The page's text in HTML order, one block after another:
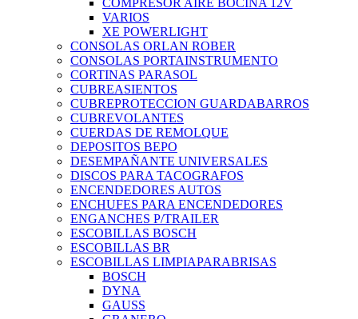
COMPRESOR AIRE BOCINA 12V
VARIOS
XE POWERLIGHT
CONSOLAS ORLAN ROBER
CONSOLAS PORTAINSTRUMENTO
CORTINAS PARASOL
CUBREASIENTOS
CUBREPROTECCION GUARDABARROS
CUBREVOLANTES
CUERDAS DE REMOLQUE
DEPOSITOS BEPO
DESEMPAÑANTE UNIVERSALES
DISCOS PARA TACOGRAFOS
ENCENDEDORES AUTOS
ENCHUFES PARA ENCENDEDORES
ENGANCHES P/TRAILER
ESCOBILLAS BOSCH
ESCOBILLAS BR
ESCOBILLAS LIMPIAPARABRISAS
BOSCH
DYNA
GAUSS